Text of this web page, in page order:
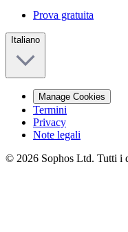
Prova gratuita
Italiano
Manage Cookies
Termini
Privacy
Note legali
© 2026 Sophos Ltd. Tutti i